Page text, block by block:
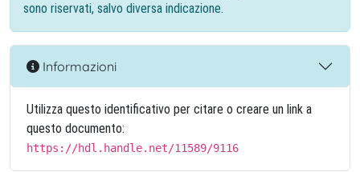
sono riservati, salvo diversa indicazione.
Informazioni
Utilizza questo identificativo per citare o creare un link a
questo documento:
https://hdl.handle.net/11589/9116